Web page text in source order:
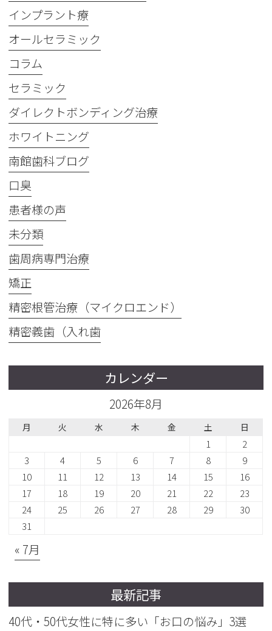
インプラント療
オールセラミック
コラム
セラミック
ダイレクトボンディング治療
ホワイトニング
南館歯科ブログ
口臭
患者様の声
未分類
歯周病専門治療
矯正
精密根管治療（マイクロエンド）
精密義歯（入れ歯
カレンダー
2026年8月
月 火 水 木 金 土 日
1
2
3
4 5 6 7 8
9
10
11 12 13 14 15
16
17
18 19 20 21 22
23
24
25 26 27 28 29
30
31
« 7月
最新記事
40代・50代女性に特に多い「お口の悩み」3選